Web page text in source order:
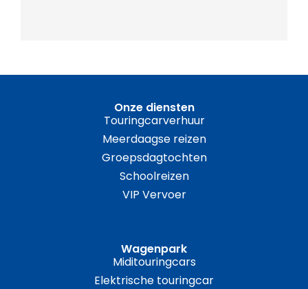
Onze diensten
Touringcarverhuur
Meerdaagse reizen
Groepsdagtochten
Schoolreizen
VIP Vervoer
Wagenpark
Miditouringcars
Elektrische touringcar